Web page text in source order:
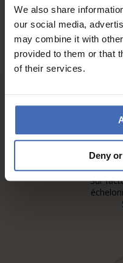
We also share
our social media,
may combine it with
provided to them or that
of their services.
Deny
Sur